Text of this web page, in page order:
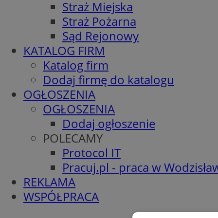
Straż Miejska
Straż Pożarna
Sąd Rejonowy
KATALOG FIRM
Katalog firm
Dodaj firmę do katalogu
OGŁOSZENIA
OGŁOSZENIA
Dodaj ogłoszenie
POLECAMY
Protocol IT
Pracuj.pl - praca w
REKLAMA
WSPÓŁPRACA